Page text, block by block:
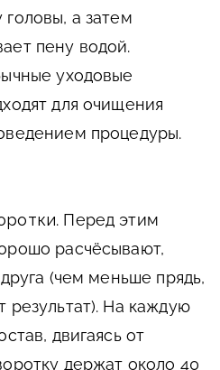
а затем
пену водой.
уходовые
для очищения
процедуры.
. Перед этим
расчёсывают,
(чем меньше прядь,
результат). На каждую
двигаясь от
держат около 40